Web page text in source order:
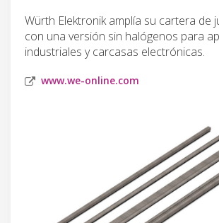
Würth Elektronik amplía su cartera de
con una versión sin halógenos para
industriales y carcasas electrónicas.
www.we-online.com